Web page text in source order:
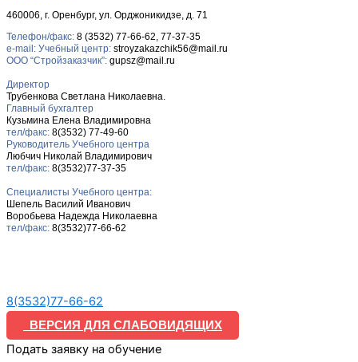
460006, г. Оренбург, ул. Орджоникидзе, д. 71
Телефон/факс: 8 (3532) 77-66-62, 77-37-35
e-mail: Учебный центр: stroyzakazchik56@mail.ru
ООО “Стройзаказчик”: gupsz@mail.ru
Директор
Трубенкова Светлана Николаевна.
Главный бухгалтер
Кузьмина Елена Владимировна
тел/факс: 8(3532) 77-49-60
Руководитель Учебного центра
Любчич Николай Владимирович
тел/факс: 8(3532)77-37-35
Специалисты Учебного центра:
Шепель Василий Иванович
Воробьева Надежда Николаевна
тел/факс: 8(3532)77-66-62
8(3532)77-66-62
ВЕРСИЯ ДЛЯ СЛАБОВИДЯЩИХ
Подать заявку на обучение